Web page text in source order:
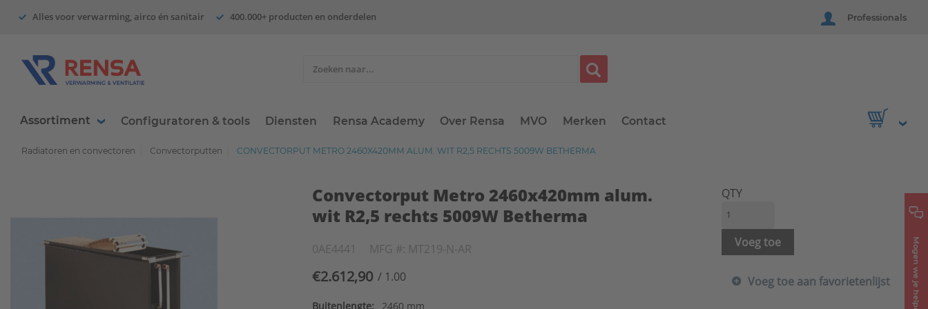
Alles voor verwarming, airco én sanitair 400.000+ producten en onderdelen Professionals
Assortiment Configuratoren & tools Diensten Rensa Academy Over Rensa MVO Merken Contact
Mogen we je helpen?
Radiatoren en convectoren Convectorputten CONVECTORPUT METRO 2460X420MM ALUM. WIT R2,5 RECHTS 5009W BETHERMA
Convectorput Metro 2460x420mm alum.
wit R2,5 rechts 5009W Betherma
0AE4441 MFG #: MT219-N-AR
€2.612,90 / 1.00
Buitenlengte:
2460 mm
QTY
Voeg toe
Voeg toe aan favorietenlijst